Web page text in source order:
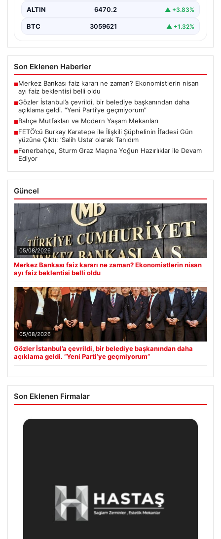
ALTIN 6470.2 ▲ +3.83%
BTC 3059621 ▲ +1.32%
Son Eklenen Haberler
■Merkez Bankası faiz kararı ne zaman? Ekonomistlerin nisan
ayı faiz beklentisi belli oldu
■Gözler İstanbul’a çevrildi, bir belediye başkanından daha
açıklama geldi. “Yeni Parti’ye geçmiyorum”
■Bahçe Mutfakları ve Modern Yaşam Mekanları
■FETÖ’cü Burkay Karatepe ile İlişkili Şüphelinin İfadesi Gün
yüzüne Çıktı: ‘Salih Usta’ olarak Tanıdım
■Fenerbahçe, Sturm Graz Maçına Yoğun Hazırlıklar ile Devam
Ediyor
Güncel
05/08/2026
Merkez Bankası faiz kararı ne zaman? Ekonomistlerin nisan
ayı faiz beklentisi belli oldu
05/08/2026
Gözler İstanbul’a çevrildi, bir belediye başkanından daha
açıklama geldi. “Yeni Parti’ye geçmiyorum”
Son Eklenen Firmalar